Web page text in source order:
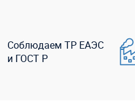
Соблюдаем ТР ЕАЭС
и ГОСТ Р